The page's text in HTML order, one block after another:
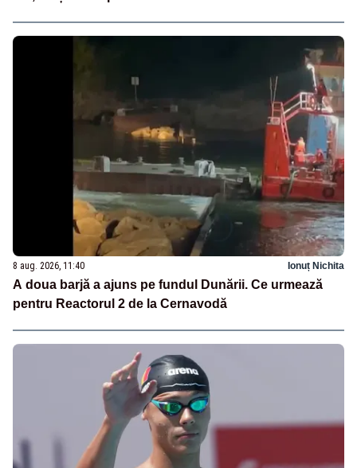
8 aug. 2026, 11:40 Ionuț Nichita
A doua barjă a ajuns pe fundul Dunării. Ce urmează
pentru Reactorul 2 de la Cernavodă